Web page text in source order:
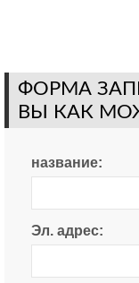
ФОРМА
ВЫ КАК
название:
Эл. адрес: